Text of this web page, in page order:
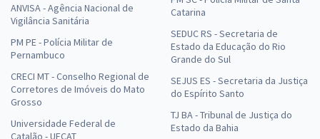
ANVISA - Agência Nacional de
Vigilância Sanitária
PM PE - Polícia Militar de
Pernambuco
CRECI MT - Conselho Regional de
Corretores de Imóveis do Mato
Grosso
Universidade Federal de
Catalão - UFCAT
Catarina
SEDUC RS - Secretaria de
Estado da Educação do Rio
Grande do Sul
SEJUS ES - Secretaria da Justiça
do Espírito Santo
TJ BA - Tribunal de Justiça do
Estado da Bahia